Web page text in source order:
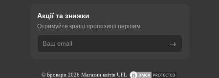
Акції та знижки
Отримуйте кращі пропозиції першим
→
© Бровари 2026 Магазин квітів UFL